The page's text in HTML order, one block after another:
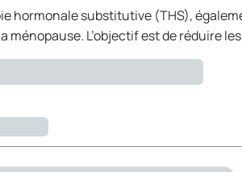
hormonale substitutive (THS),
ménopause. L’objectif est de réduire